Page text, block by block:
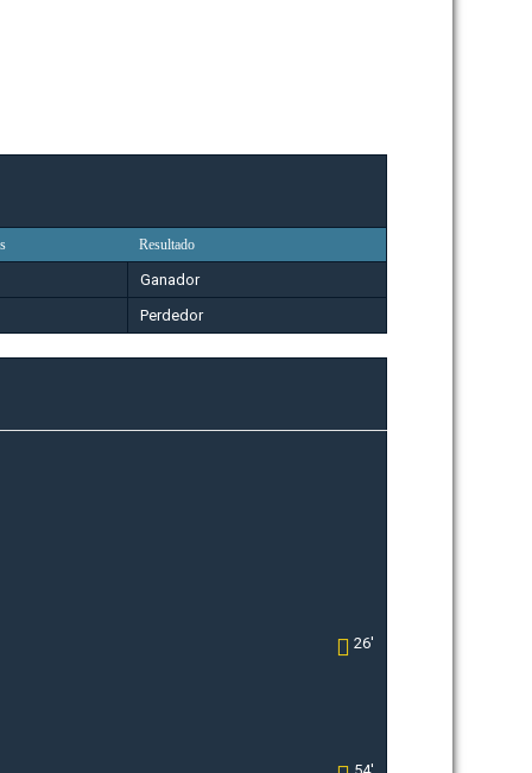
Resultado
Ganador
Perdedor
26'